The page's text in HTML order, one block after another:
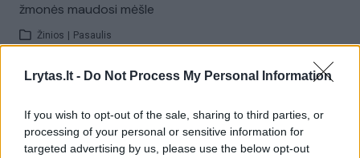
Lrytas.lt - Do Not Process My Personal Information
If you wish to opt-out of the sale, sharing to third parties, or
processing of your personal or sensitive information for
targeted advertising by us, please use the below opt-out
žmonės maudosi mėšle
Žinios Pasaulis
00:04:28
Žinios | Lietuvos diena